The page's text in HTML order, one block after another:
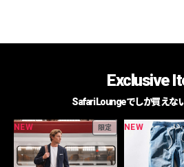
Exclusive
Safari Loungeでしか買えな
NEW 限定 NEW